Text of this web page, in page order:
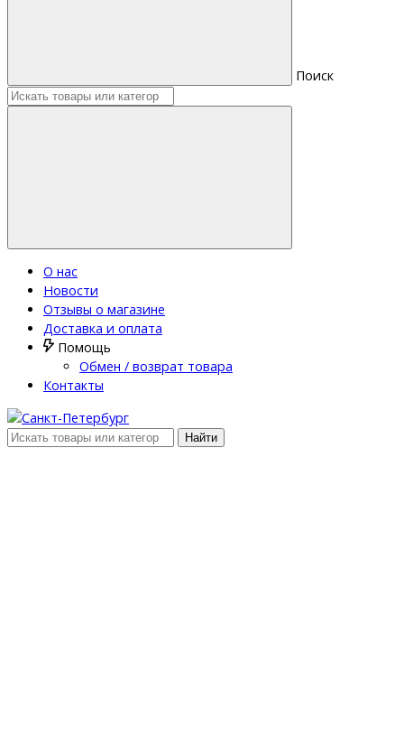
Поиск
О нас
Новости
Отзывы о магазине
Доставка и оплата
Помощь
Обмен / возврат товара
Контакты
Найти